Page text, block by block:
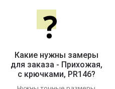
?
Какие нужны замеры
для заказа - Прихожая,
с крючками, PR146?